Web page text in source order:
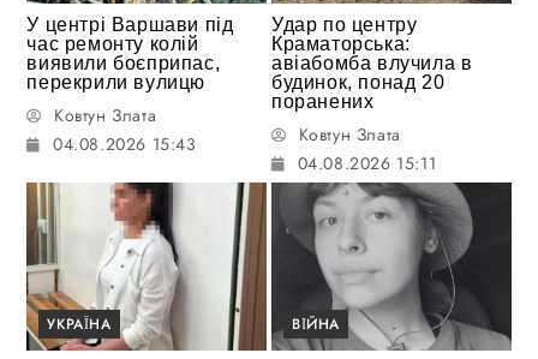
У центрі Варшави під
час ремонту колій
виявили боєприпас,
перекрили вулицю
Ковтун Злата
04.08.2026 15:43
Удар по центру
Краматорська:
авіабомба влучила в
будинок, понад 20
поранених
Ковтун Злата
04.08.2026 15:11
УКРАЇНА ВІЙНА